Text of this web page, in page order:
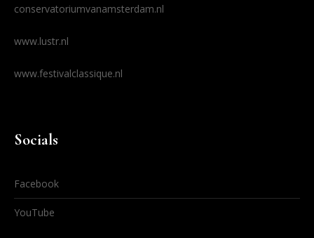
conservatoriumvanamsterdam.nl
www.lustr.nl
www.festivalclassique.nl
Socials
Facebook
YouTube